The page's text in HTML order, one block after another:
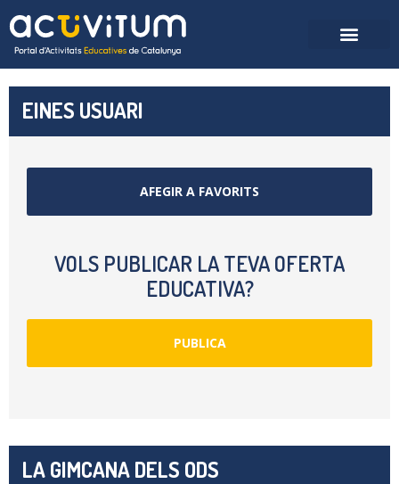
EINES USUARI
AFEGIR A FAVORITS
VOLS PUBLICAR LA TEVA OFERTA
EDUCATIVA?
PUBLICA
LA GIMCANA DELS ODS